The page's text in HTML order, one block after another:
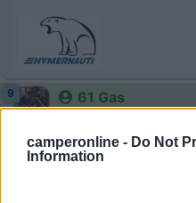
camperonline - Do Not
Information
9 61 Gas
Inserito il17/03/2018 alle:
Ciao e dal 91 che ho camper